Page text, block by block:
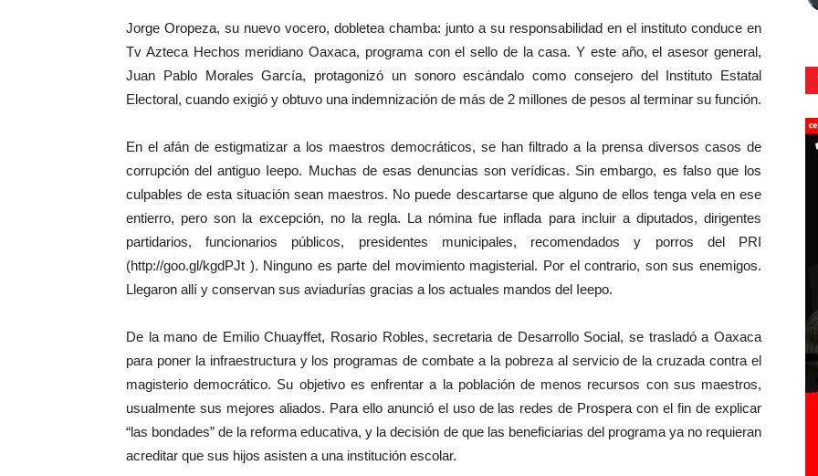
Jorge Oropeza, su nuevo vocero, dobletea chamba: junto a su responsabilidad en el instituto conduce en
Tv Azteca Hechos meridiano Oaxaca, programa con el sello de la casa. Y este año, el asesor general,
Juan Pablo Morales García, protagonizó un sonoro escándalo como consejero del Instituto Estatal
Electoral, cuando exigió y obtuvo una indemnización de más de 2 millones de pesos al terminar su función.
En el afán de estigmatizar a los maestros democráticos, se han filtrado a la prensa diversos casos de
corrupción del antiguo Ieepo. Muchas de esas denuncias son verídicas. Sin embargo, es falso que los
culpables de esta situación sean maestros. No puede descartarse que alguno de ellos tenga vela en ese
entierro, pero son la excepción, no la regla. La nómina fue inflada para incluir a diputados, dirigentes
partidarios, funcionarios públicos, presidentes municipales, recomendados y porros del PRI
(http://goo.gl/kgdPJt ). Ninguno es parte del movimiento magisterial. Por el contrario, son sus enemigos.
Llegaron allí y conservan sus aviadurías gracias a los actuales mandos del Ieepo.
De la mano de Emilio Chuayffet, Rosario Robles, secretaria de Desarrollo Social, se trasladó a Oaxaca
para poner la infraestructura y los programas de combate a la pobreza al servicio de la cruzada contra el
magisterio democrático. Su objetivo es enfrentar a la población de menos recursos con sus maestros,
usualmente sus mejores aliados. Para ello anunció el uso de las redes de Prospera con el fin de explicar
“las bondades” de la reforma educativa, y la decisión de que las beneficiarias del programa ya no requieran
acreditar que sus hijos asisten a una institución escolar.